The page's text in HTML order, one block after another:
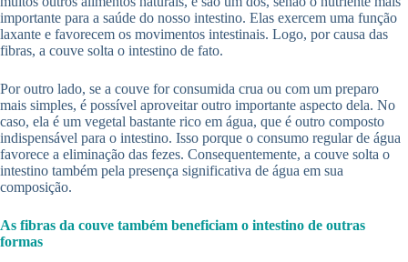
importante para a saúde do nosso intestino. Elas exercem uma função
laxante e favorecem os movimentos intestinais. Logo, por causa das
fibras, a couve solta o intestino de fato.
Por outro lado, se a couve for consumida crua ou com um preparo
mais simples, é possível aproveitar outro importante aspecto dela. No
caso, ela é um vegetal bastante rico em água, que é outro composto
indispensável para o intestino. Isso porque o consumo regular de água
favorece a eliminação das fezes. Consequentemente, a couve solta o
intestino também pela presença significativa de água em sua
composição.
As fibras da couve também beneficiam o intestino de outras
formas